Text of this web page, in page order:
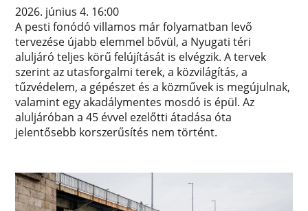
2026. június 4. 16:00
A pesti fonódó villamos már folyamatban levő
tervezése újabb elemmel bővül, a Nyugati téri
aluljáró teljes körű felújítását is elvégzik. A tervek
szerint az utasforgalmi terek, a közvilágítás, a
tűzvédelem, a gépészet és a közművek is megújulnak,
valamint egy akadálymentes mosdó is épül. Az
aluljáróban a 45 évvel ezelőtti átadása óta
jelentősebb korszerűsítés nem történt.